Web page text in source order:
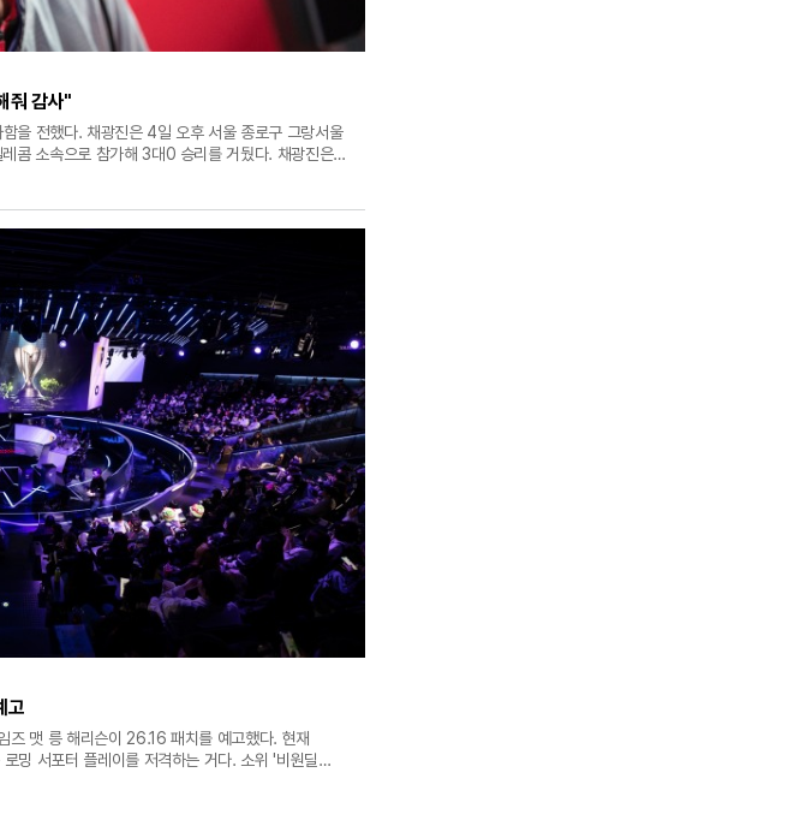
줘 감사"
을 전했다. 채광진은 4일 오후 서울 종로구 그랑서울
콤 소속으로 참가해 3대0 승리를 거뒀다. 채광진은
며 "저를 레전드라고 생각해 주고 이렇게 좋은 자리와
. 이후 북미로 건너간
고
즈 맷 릉 해리슨이 26.16 패치를 예고했다. 현재
밍 서포터 플레이를 저격하는 거다. 소위 '비원딜
로밍 서포터가 자주 나왔다. 로밍 서포터들은 바텀
이를 자주 보여줬다. 팀 리퀴드 '모건' 박루한은 현